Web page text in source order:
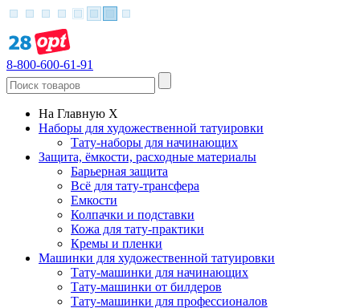
8-800-600-61-91
На Главную X
Наборы для художественной татуировки
Тату-наборы для начинающих
Защита, ёмкости, расходные материалы
Барьерная защита
Всё для тату-трансфера
Емкости
Колпачки и подставки
Кожа для тату-практики
Кремы и пленки
Машинки для художественной татуировки
Тату-машинки для начинающих
Тату-машинки от билдеров
Тату-машинки для профессионалов